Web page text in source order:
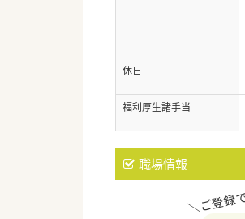
休日
福利厚生諸手当
職場情報